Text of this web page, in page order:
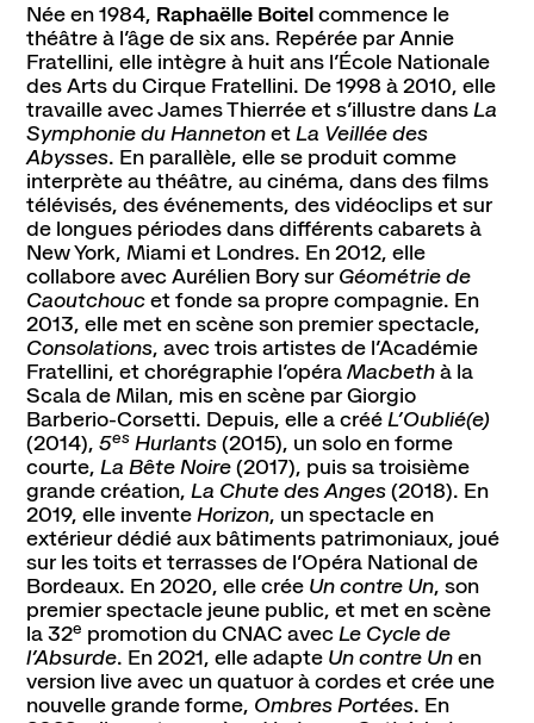
Née en 1984, Raphaëlle Boitelcommence le
théâtre à l’âge de six ans. Repérée par Annie
Fratellini, elle intègre à huit ans l’École Nationale
des Arts du Cirque Fratellini. De 1998 à 2010, elle
travaille avec James Thierrée et s’illustre dansLa
Symphonie du HannetonetLa Veillée des
Abysses. En parallèle, elle se produit comme
interprète au théâtre, au cinéma, dans des films
télévisés, des événements, des vidéoclips et sur
de longues périodes dans différents cabarets à
New York, Miami et Londres. En 2012, elle
collabore avec Aurélien Bory surGéométrie de
Caoutchoucet fonde sa propre compagnie. En
2013, elle met en scène son premier spectacle,
Consolations, avec trois artistes de l’Académie
Fratellini, et chorégraphie l’opéraMacbethà la
Scala de Milan, mis en scène par Giorgio
Barberio-Corsetti. Depuis, elle a crééL’Oublié(e)
(2014), 5esHurlants(2015), un solo en forme
courte, La Bête Noire(2017), puis sa troisième
grande création, La Chute des Anges(2018). En
2019, elle inventeHorizon, un spectacle en
extérieur dédié aux bâtiments patrimoniaux, joué
sur les toits et terrasses de l’Opéra National de
Bordeaux. En 2020, elle crée Un contre Un, son
premier spectacle jeune public, et met en scène
la 32e promotion du CNAC avecLe Cycle de
l’Absurde. En 2021, elle adapte Un contre Unen
version live avec un quatuor à cordes et crée une
nouvelle grande forme, Ombres Portées. En
À l’écoute
Tous les podcasts
Infos pratiques
Venir au théâtre
Abonnement, achat de places et tarifs
L'espace bar
Horaires et contacts
Accessibilité et handicap
La scène nationale
L'histoire du lieu
L’équipe
Soutiens et mécénat
Emplois
Pôle de création
Créations Made in Annecy
Programmes internationaux
Actualités